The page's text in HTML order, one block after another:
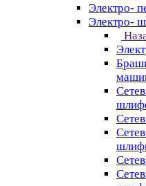
Электро-
Электро-